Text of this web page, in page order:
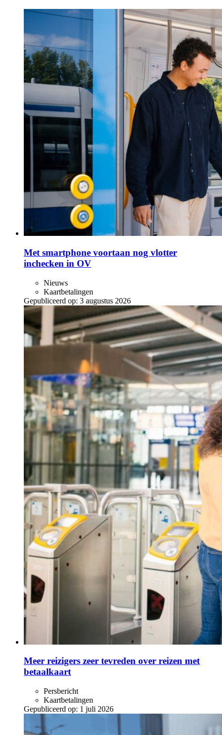
Met smartphone voortaan nog vlotter
inchecken in OV
Nieuws
Kaartbetalingen
Gepubliceerd op: 3 augustus 2026
Meer reizigers zeer tevreden over reizen met
betaalkaart
Persbericht
Kaartbetalingen
Gepubliceerd op: 1 juli 2026